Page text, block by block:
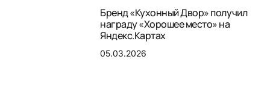
Бренд «Кухонный Двор» получил
награду «Хорошее место» на
Яндекс.Картах
05.03.2026